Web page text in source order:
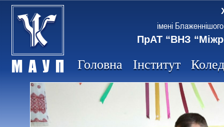
імені
ПрАТ “ВНЗ
Головна Інститут